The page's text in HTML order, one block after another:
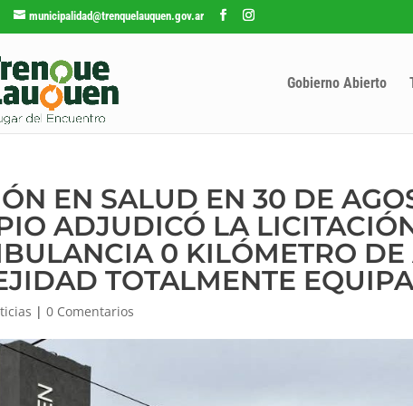
municipalidad@trenquelauquen.gov.ar
Gobierno Abierto
EN SALUD EN 30 DE
ADJUDICÓ LA
0 KILÓMETRO DE
TOTALMENTE
|0 Comentarios